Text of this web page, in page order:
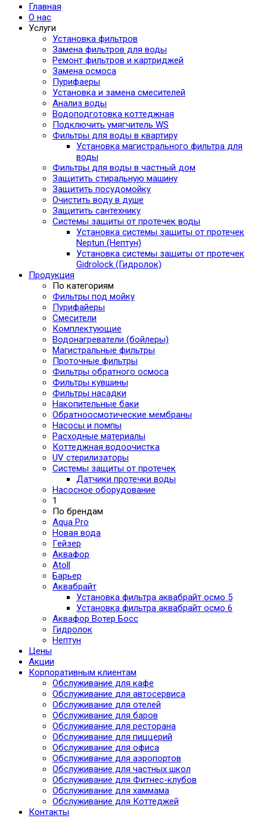
Главная
О нас
Услуги
Установка фильтров
Замена фильтров для воды
Ремонт фильтров и картриджей
Замена осмоса
Пурифаеры
Установка и замена смесителей
Анализ воды
Водоподготовка коттеджная
Подключить умягчитель WS
Фильтры для воды в квартиру
Установка магистрального фильтра для
воды
Фильтры для воды в частный дом
Защитить стиральную машину
Защитить посудомойку
Очистить воду в душе
Защитить сантехнику
Системы защиты от протечек воды
Установка системы защиты от протечек
Neptun (Нептун)
Установка системы защиты от протечек
Gidrolock (Гидролок)
Продукция
По категориям
Фильтры под мойку
Пурифайеры
Смесители
Комплектующие
Водонагреватели (бойлеры)
Магистральные фильтры
Проточные фильтры
Фильтры обратного осмоса
Фильтры кувшины
Фильтры насадки
Накопительные баки
Обратноосмотические мембраны
Насосы и помпы
Расходные материалы
Коттеджная водоочистка
UV стерилизаторы
Системы защиты от протечек
Датчики протечки воды
Насосное оборудование
1
По брендам
Aqua Pro
Новая вода
Гейзер
Аквафор
Atoll
Барьер
Аквабрайт
Установка фильтра аквабрайт осмо 5
Установка фильтра аквабрайт осмо 6
Аквафор Вотер Босс
Гидролок
Нептун
Цены
Акции
Корпоративным клиентам
Обслуживание для кафе
Обслуживание для автосервиса
Обслуживание для отелей
Обслуживание для баров
Обслуживание для ресторана
Обслуживание для пиццерий
Обслуживание для офиса
Обслуживание для аэропортов
Обслуживание для частных школ
Обслуживание для Фитнес-клубов
Обслуживание для хаммама
Обслуживание для Коттеджей
Контакты